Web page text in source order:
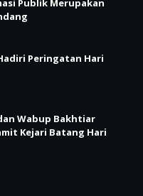
Publik Merupakan
Peringatan Hari
Wabup Bakhtiar
Kejari Batang Hari